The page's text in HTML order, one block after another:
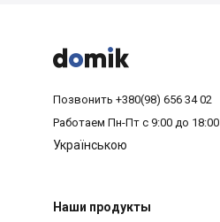



Позвонить +380(98) 656 34 02
Работаем Пн-Пт с 9:00 до 18:00
Українською
Наши продукты